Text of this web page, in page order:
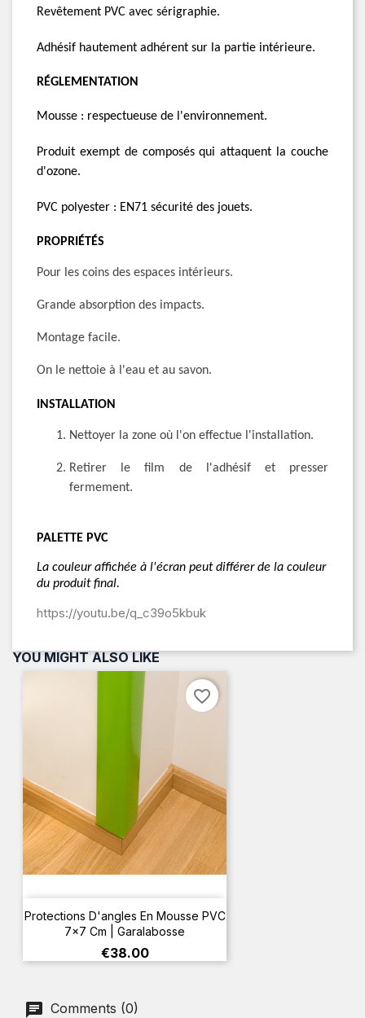
Revêtement PVC avec sérigraphie.
Adhésif hautement adhérent sur la partie intérieure.
RÉGLEMENTATION
Mousse : respectueuse de l'environnement.
Produit exempt de composés qui attaquent la couche
d'ozone.
PVC polyester : EN71 sécurité des jouets.
PROPRIÉTÉS
Pour les coins des espaces intérieurs.
Grande absorption des impacts.
Montage facile.
On le nettoie à l'eau et au savon.
INSTALLATION
Nettoyer la zone où l'on effectue l'installation.
Retirer le film de l'adhésif et presser
fermement.
PALETTE PVC
La couleur affichée à l'écran peut différer de la couleur
du produit final.
https://youtu.be/q_c39o5kbuk
YOU MIGHT ALSO LIKE
Protections D'angles En Mousse PVC
7×7 Cm | Garalabosse
Price
€38.00
favorite_border
Comments (0)